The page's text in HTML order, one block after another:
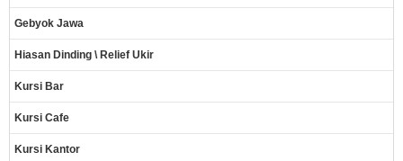
Gebyok Jawa
Hiasan Dinding \ Relief Ukir
Kursi Bar
Kursi Cafe
Kursi Kantor